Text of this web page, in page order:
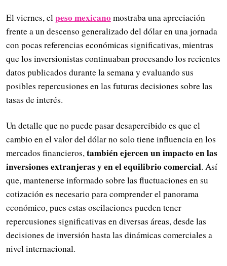
El viernes, elpeso mexicanomostraba una apreciación
frente a un descenso generalizado del dólar en una jornada
con pocas referencias económicas significativas, mientras
que los inversionistas continuaban procesando los recientes
datos publicados durante la semana y evaluando sus
posibles repercusiones en las futuras decisiones sobre las
tasas de interés.
Un detalle que no puede pasar desapercibido es que el
cambio en el valor del dólar no solo tiene influencia en los
mercados financieros, también ejercen un impacto en las
inversiones extranjeras y en el equilibrio comercial. Así
que, mantenerse informado sobre las fluctuaciones en su
cotización es necesario para comprender el panorama
económico, pues estas oscilaciones pueden tener
repercusiones significativas en diversas áreas, desde las
decisiones de inversión hasta las dinámicas comerciales a
nivel internacional.